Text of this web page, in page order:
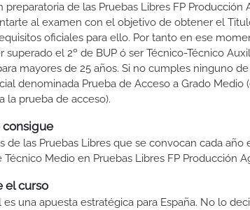
preparatoria de las Pruebas Libres FP
al examen con el objetivo de obtener el
oficiales para ello. Por tanto en ese
superado el 2º de BUP ó ser Técnico-Técnico
mayores de 25 años. Si no cumples ninguno
denominada Prueba de Acceso a Grado
la prueba de acceso).
de las Pruebas Libres que se convocan cada
Medio en Pruebas Libres FP Producción
el curso
una apuesta estratégica para España. No lo